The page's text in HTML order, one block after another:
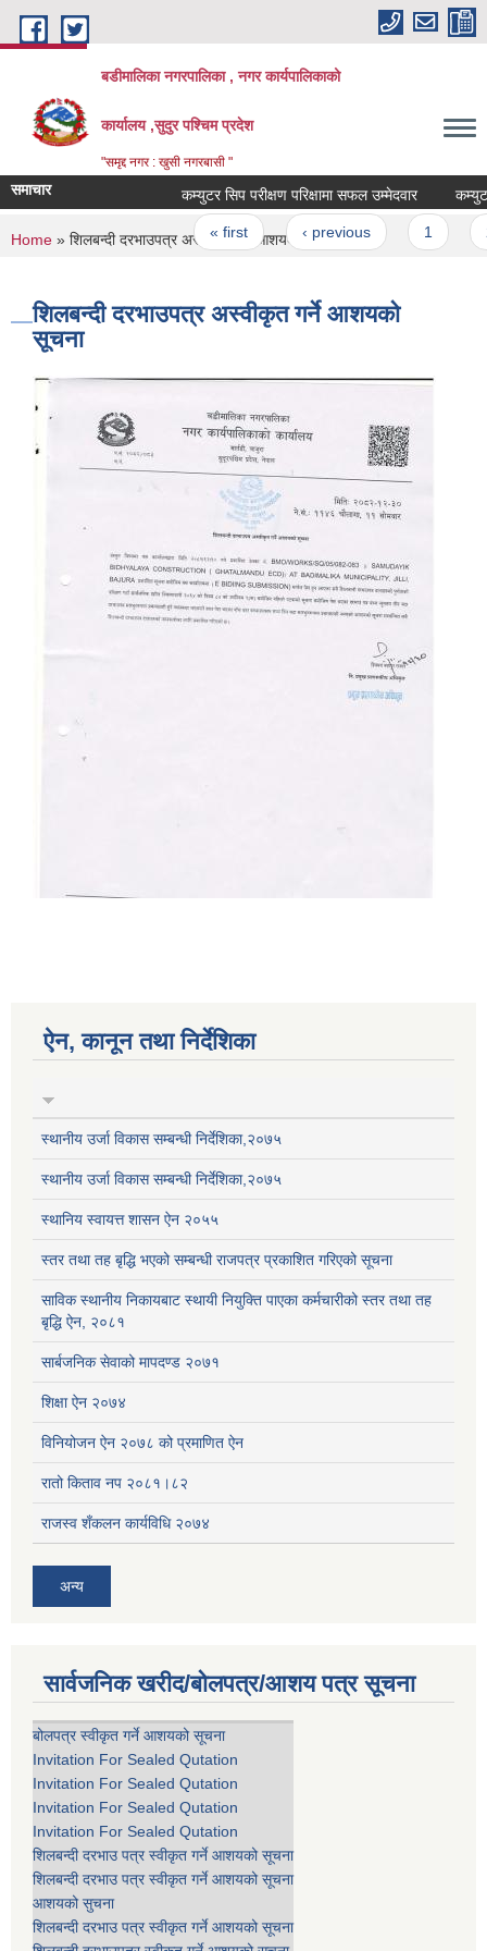
Skip to main content
बडीमालिका नगरपालिका , नगर कार्यपालिकाको
कार्यालय ,सुदुर पश्चिम प्रदेश
"समृद्द नगर : खुसी नगरबासी "
समाचार कम्युटर सिप परीक्षण परिक्षामा सफल उम्मेदवार कम्युटर
Pages
« first ‹ previous
You are here
Home » शिलबन्दी दरभाउपत्र अस्वीकृत गर्ने आशयको सूचना
शिलबन्दी दरभाउपत्र अस्वीकृत गर्ने आशयको
सूचना
ऐन, कानून तथा निर्देशिका
स्थानीय उर्जा विकास सम्बन्धी निर्देशिका,२०७५
स्थानीय उर्जा विकास सम्बन्धी निर्देशिका,२०७५
स्थानिय स्वायत्त शासन ऐन २०५५
स्तर तथा तह बृद्धि भएको सम्बन्धी राजपत्र प्रकाशित गरिएको सूचना
साविक स्थानीय निकायबाट स्थायी नियुक्ति पाएका कर्मचारीको स्तर तथा तह
बृद्धि ऐन, २०८१
सार्बजनिक सेवाको मापदण्ड २०७१
शिक्षा ऐन २०७४
विनियोजन ऐन २०७८ को प्रमाणित ऐन
रातो किताव नप २०८१।८२
राजस्व शँकलन कार्यविधि २०७४
अन्य
सार्वजनिक खरीद/बोलपत्र/आशय पत्र सूचना
बोलपत्र स्वीकृत गर्ने आशयको सूचना
Invitation For Sealed Qutation
Invitation For Sealed Qutation
Invitation For Sealed Qutation
Invitation For Sealed Qutation
शिलबन्दी दरभाउ पत्र स्वीकृत गर्ने आशयको सूचना
शिलबन्दी दरभाउ पत्र स्वीकृत गर्ने आशयको सूचना
आशयको सुचना
शिलबन्दी दरभाउ पत्र स्वीकृत गर्ने आशयको सूचना